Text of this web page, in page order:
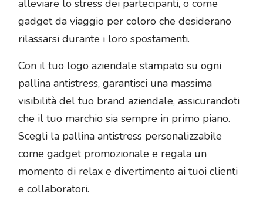
alleviare lo stress dei partecipanti, o come
gadget da viaggio per coloro che desiderano
rilassarsi durante i loro spostamenti.
Con il tuo logo aziendale stampato su ogni
pallina antistress, garantisci una massima
visibilità del tuo brand aziendale, assicurandoti
che il tuo marchio sia sempre in primo piano.
Scegli la pallina antistress personalizzabile
come gadget promozionale e regala un
momento di relax e divertimento ai tuoi clienti
e collaboratori.